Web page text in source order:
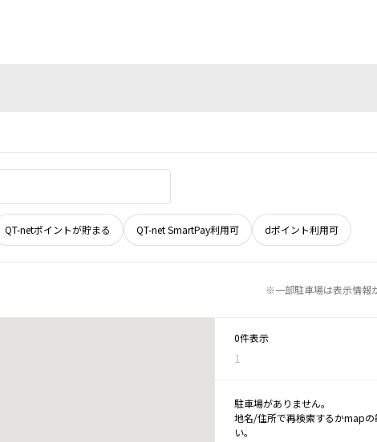
QT-netポイントが貯まる QT-net SmartPay利用可 dポイント利用可
※一部駐車場は表示情報
0件表示
1
駐車場がありません。
地名/住所で再検索するかmapの
い。